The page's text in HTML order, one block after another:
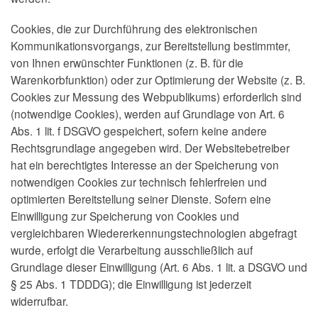
Cookies, die zur Durchführung des elektronischen
Kommunikationsvorgangs, zur Bereitstellung bestimmter,
von Ihnen erwünschter Funktionen (z. B. für die
Warenkorbfunktion) oder zur Optimierung der Website (z. B.
Cookies zur Messung des Webpublikums) erforderlich sind
(notwendige Cookies), werden auf Grundlage von Art. 6
Abs. 1 lit. f DSGVO gespeichert, sofern keine andere
Rechtsgrundlage angegeben wird. Der Websitebetreiber
hat ein berechtigtes Interesse an der Speicherung von
notwendigen Cookies zur technisch fehlerfreien und
optimierten Bereitstellung seiner Dienste. Sofern eine
Einwilligung zur Speicherung von Cookies und
vergleichbaren Wiedererkennungstechnologien abgefragt
wurde, erfolgt die Verarbeitung ausschließlich auf
Grundlage dieser Einwilligung (Art. 6 Abs. 1 lit. a DSGVO und
§ 25 Abs. 1 TDDDG); die Einwilligung ist jederzeit
widerrufbar.